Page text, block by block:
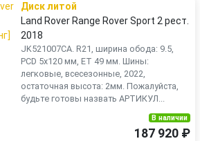
Диск литой
Land Rover Range Rover Sport 2 рест.
2018
JK521007CA. R21, ширина обода: 9.5,
PCD 5x120 мм, ET 49 мм. Шины:
легковые, всесезонные, 2022,
остаточная высота: 2мм. Пожалуйста,
будьте готовы назвать АРТИКУЛ...
В наличии
187 920 ₽